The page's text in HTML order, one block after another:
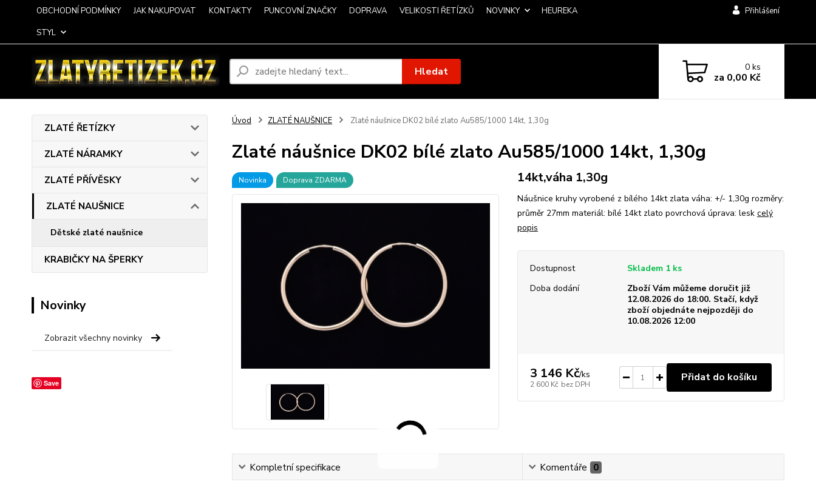
OBCHODNÍ PODMÍNKY JAK NAKUPOVAT KONTAKTY PUNCOVNÍ ZNAČKY DOPRAVA VELIKOSTI ŘETÍZKŮ NOVINKY
HEUREKA
STYL
Přihlášení
Hledat 0ks
za 0,00 Kč
ZLATÉ ŘETÍZKY
ZLATÉ NÁRAMKY
ZLATÉ PŘÍVĚSKY
ZLATÉ NAUŠNICE
Dětské zlaté naušnice
KRABIČKY NA ŠPERKY
Novinky
Zobrazit všechny novinky
Save
Úvod ZLATÉ NAUŠNICE Zlaté náušnice DK02 bílé zlato Au585/1000 14kt, 1,30g
Zlaté náušnice DK02 bílé zlato Au585/1000 14kt, 1,30g
Novinka Doprava ZDARMA 14kt,váha 1,30g
Náušnice kruhy vyrobené z bílého 14kt zlata váha: +/- 1,30g rozměry:
průměr 27mm materiál: bílé 14kt zlato povrchová úprava: lesk celý
popis
Dostupnost
Skladem 1 ks
Doba dodání
Zboží Vám můžeme doručit již
12.08.2026 do 18:00. Stačí, když
zboží objednáte nejpozději do
10.08.2026 12:00
3 146 Kč/ks
2 600 Kč bez DPH
Přidat do košíku
Kompletní specifikace Komentáře 0